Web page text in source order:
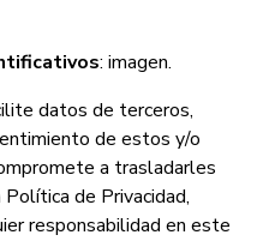
: imagen.
datos de terceros,
de estos y/o
a trasladarles
de Privacidad,
responsabilidad en este